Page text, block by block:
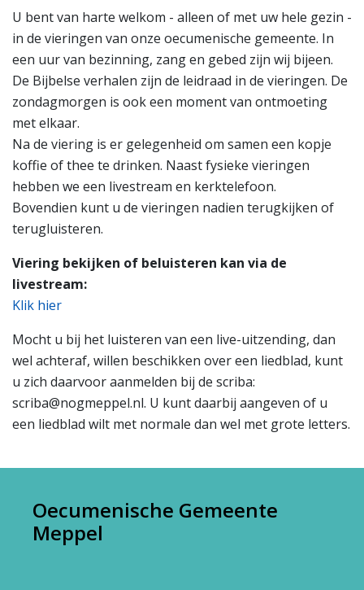
U bent van harte welkom - alleen of met uw hele gezin -
in de vieringen van onze oecumenische gemeente. In
een uur van bezinning, zang en gebed zijn wij bijeen.
De Bijbelse verhalen zijn de leidraad in de vieringen. De
zondagmorgen is ook een moment van ontmoeting
met elkaar.
Na de viering is er gelegenheid om samen een kopje
koffie of thee te drinken. Naast fysieke vieringen
hebben we een livestream en kerktelefoon.
Bovendien kunt u de vieringen nadien terugkijken of
terugluisteren.
Viering bekijken of beluisteren kan via de
livestream:
Klik hier
Mocht u bij het luisteren van een live-uitzending, dan
wel achteraf, willen beschikken over een liedblad, kunt
u zich daarvoor aanmelden bij de scriba:
scriba@nogmeppel.nl. U kunt daarbij aangeven of u
een liedblad wilt met normale dan wel met grote letters.
Oecumenische Gemeente
Meppel